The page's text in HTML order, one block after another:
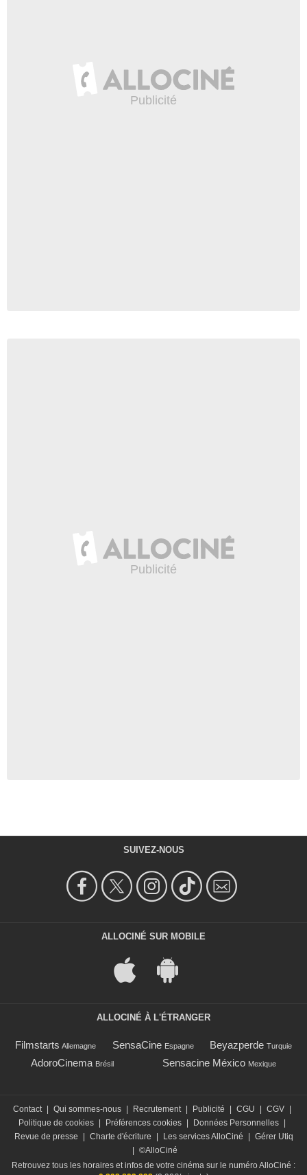
SUIVEZ-NOUS
ALLOCINÉ SUR MOBILE
ALLOCINÉ À L'ÉTRANGER
Filmstarts Allemagne SensaCine Espagne Beyazperde Turquie
AdoroCinema Brésil Sensacine México Mexique
Contact Qui sommes-nous Recrutement Publicité CGU CGV
Politique de cookies
Préférences cookies Données Personnelles
Revue de presse
Charte d'écriture Les services AlloCiné
Gérer Utiq
©AlloCiné
Retrouvez tous les horaires et infos de votre cinéma sur le numéro AlloCiné :